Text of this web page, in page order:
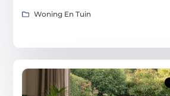
Woning En Tuin